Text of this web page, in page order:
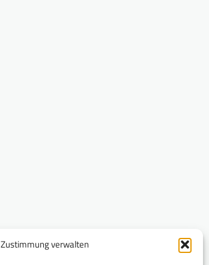
Zustimmung verwalten